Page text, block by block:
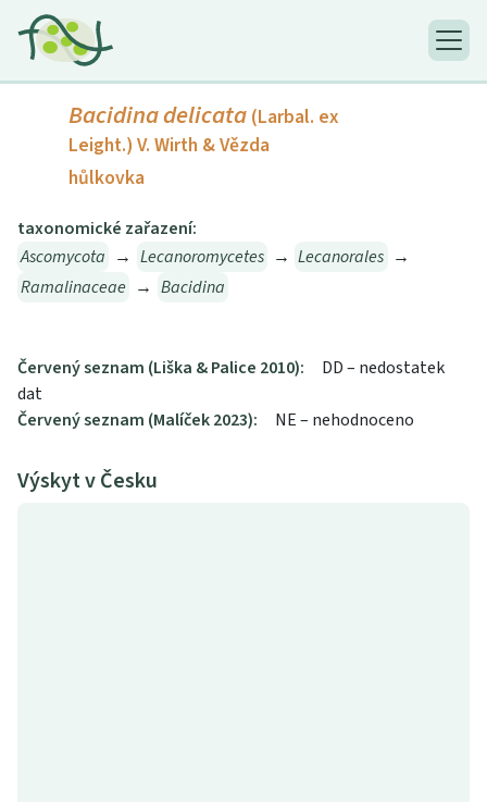
Bacidina delicata (Larbal. ex
Leight.) V. Wirth & Vězda
hůlkovka
taxonomické zařazení:
Ascomycota → Lecanoromycetes → Lecanorales →
Ramalinaceae → Bacidina
Červený seznam (Liška & Palice 2010):
DD – nedostatek
dat
Červený seznam (Malíček 2023):
NE – nehodnoceno
Výskyt v Česku